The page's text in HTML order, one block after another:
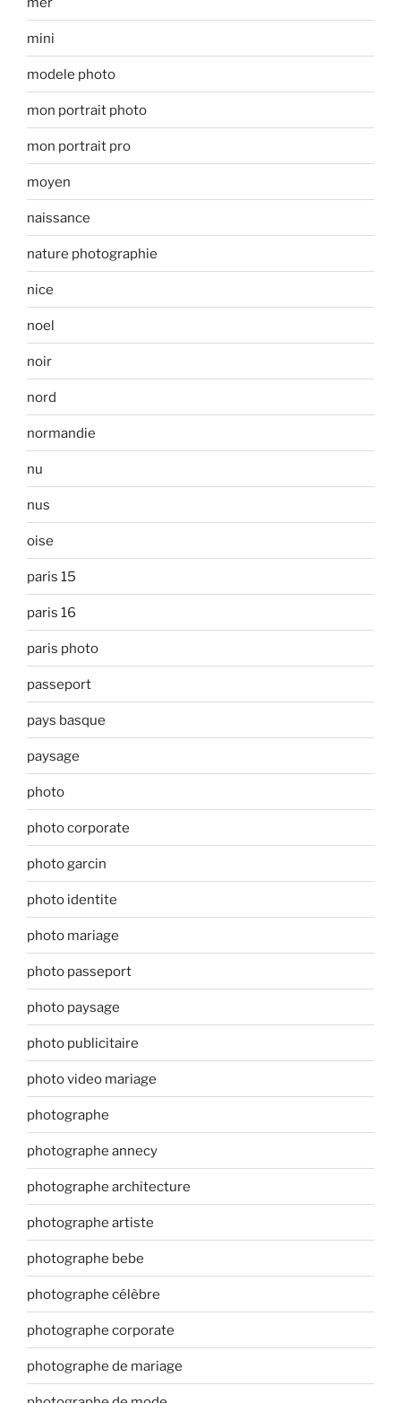
mini
modele photo
mon portrait photo
mon portrait pro
moyen
naissance
nature photographie
nice
noel
noir
nord
normandie
nu
nus
oise
paris 15
paris 16
paris photo
passeport
pays basque
paysage
photo
photo corporate
photo garcin
photo identite
photo mariage
photo passeport
photo paysage
photo publicitaire
photo video mariage
photographe
photographe annecy
photographe architecture
photographe artiste
photographe bebe
photographe célèbre
photographe corporate
photographe de mariage